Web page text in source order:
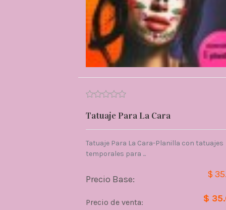
Tatuaje Para La Cara
Tatuaje Para La Cara-Planilla con tatuajes
temporales para ...
Precio Base: $
Precio de venta: $